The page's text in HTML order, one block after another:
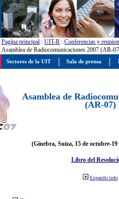
Pagína principal : UIT-R : Conferencias y
Asamblea de Radiocomunicaciones 2007 (AR-
Asamblea de
(AR-07)
(Ginebra, Suiza, 15 de octubre-19
Libro del
Expandir todo
Sectores de la UIT Sala de prensa